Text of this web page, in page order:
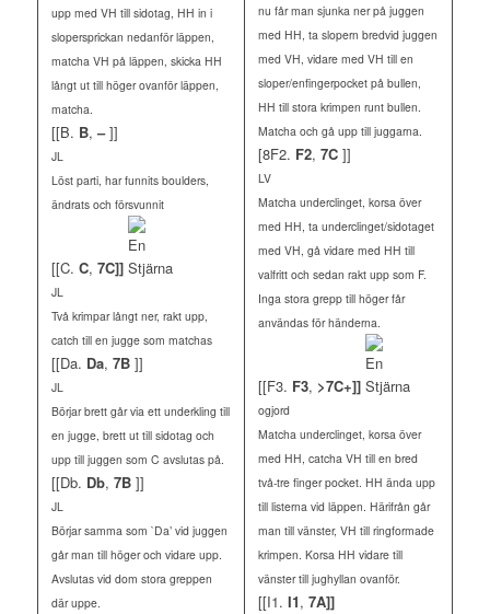
upp med VH till sidotag, HH in i
slopersprickan nedanför läppen,
matcha VH på läppen, skicka HH
långt ut till höger ovanför läppen,
matcha.
[[B. B, –]]
JL
Löst parti, har funnits boulders,
ändrats och försvunnit
[[C. C, 7C]]
JL
Två krimpar långt ner, rakt upp,
catch till en jugge som matchas
[[Da. Da, 7B]]
JL
Börjar brett går via ett underkling till
en jugge, brett ut till sidotag och
upp till juggen som C avslutas på.
[[Db. Db, 7B]]
JL
Börjar samma som `Da’ vid juggen
går man till höger och vidare upp.
Avslutas vid dom stora greppen
där uppe.
nu får man sjunka ner på juggen
med HH, ta slopern bredvid juggen
med VH, vidare med VH till en
sloper/enfingerpocket på bullen,
HH till stora krimpen runt bullen.
Matcha och gå upp till juggarna.
[8F2. F2, 7C]]
LV
Matcha underclinget, korsa över
med HH, ta underclinget/sidotaget
med VH, gå vidare med HH till
valfritt och sedan rakt upp som F.
Inga stora grepp till höger får
användas för händerna.
[[F3. F3, >7C+]]
ogjord
Matcha underclinget, korsa över
med HH, catcha VH till en bred
två-tre finger pocket. HH ända upp
till listerna vid läppen. Härifrån går
man till vänster, VH till ringformade
krimpen. Korsa HH vidare till
vänster till jughyllan ovanför.
[[I1. I1, 7A]]